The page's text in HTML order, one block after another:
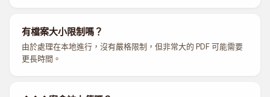
有檔案大小限制嗎？
由於處理在本地進行，沒有嚴格限制，但非常大的 PDF 可能需要
更長時間。